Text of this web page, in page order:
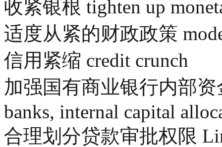
收紧银根 tighten up
适度从紧的财政政策
信用紧缩 credit crunch
加强国有商业银行内部资
banks, internal capital
合理划分贷款审批权限